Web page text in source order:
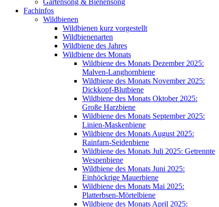
Gartensong & Bienensong
Fachinfos
Wildbienen
Wildbienen kurz vorgestellt
Wildbienenarten
Wildbiene des Jahres
Wildbiene des Monats
Wildbiene des Monats Dezember 2025:
Malven-Langhornbiene
Wildbiene des Monats November 2025:
Dickkopf-Blutbiene
Wildbiene des Monats Oktober 2025:
Große Harzbiene
Wildbiene des Monats September 2025:
Linien-Maskenbiene
Wildbiene des Monats August 2025:
Rainfarn-Seidenbiene
Wildbiene des Monats Juli 2025: Getrennte
Wespenbiene
Wildbiene des Monats Juni 2025:
Einhöckrige Mauerbiene
Wildbiene des Monats Mai 2025:
Platterbsen-Mörtelbiene
Wildbiene des Monats April 2025: